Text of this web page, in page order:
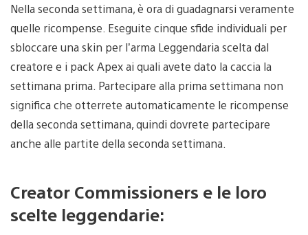
Nella seconda settimana, è ora di guadagnarsi veramente
quelle ricompense. Eseguite cinque sfide individuali per
sbloccare una skin per l’arma Leggendaria scelta dal
creatore e i pack Apex ai quali avete dato la caccia la
settimana prima. Partecipare alla prima settimana non
significa che otterrete automaticamente le ricompense
della seconda settimana, quindi dovrete partecipare
anche alle partite della seconda settimana.
Creator Commissioners e le loro
scelte leggendarie: